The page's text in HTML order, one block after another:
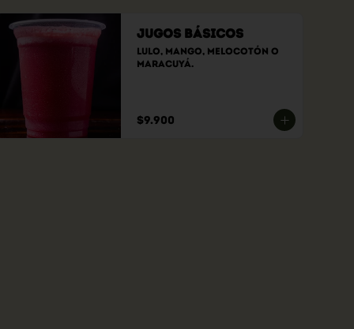
Jugos Básicos
Lulo, Mango, Melocotón o
Maracuyá.
$9.900